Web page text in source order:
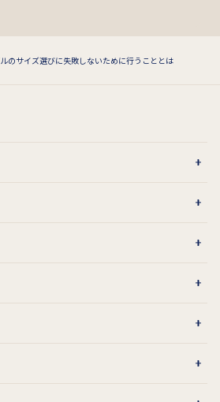
のサイズ選びに失敗しないために行うこととは